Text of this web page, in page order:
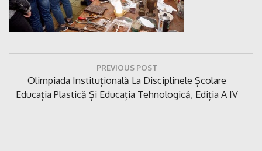
articole
PREVIOUS POST
Previous
Post:
Olimpiada Instituțională La Disciplinele Școlare
Educația Plastică Și Educația Tehnologică, Ediția A IV